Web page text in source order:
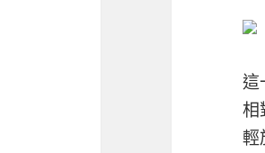
這
相
輕